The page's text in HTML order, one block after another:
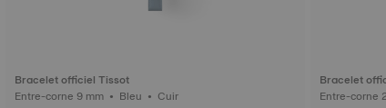
Bracelet officiel Tissot
Entre-corne 9 mm • Bleu • Cuir
Bracelet